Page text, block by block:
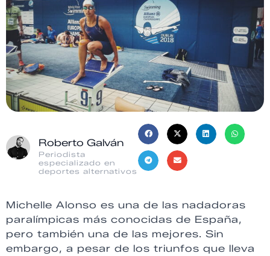
Roberto Galván
Periodista
especializado en
deportes alternativos
Michelle Alonso es una de las nadadoras
paralímpicas más conocidas de España,
pero también una de las mejores. Sin
embargo, a pesar de los triunfos que lleva